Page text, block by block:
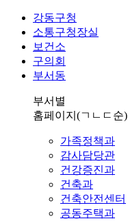
강동구청
소통구청장실
보건소
구의회
부서동
부서별
홈페이지 (ㄱㄴㄷ순)
가족정책과
감사담당관
건강증진과
건축과
건축안전센터
공동주택과